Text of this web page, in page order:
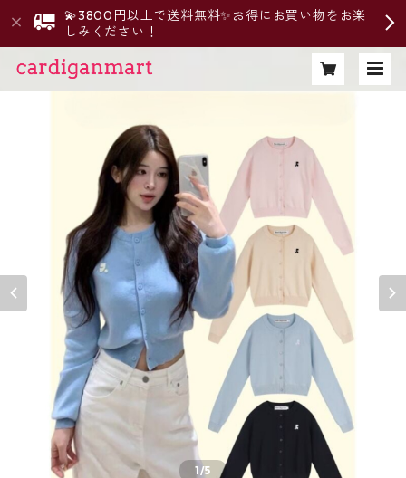
💫3800円以上で送料無料✨お得にお買い物をお楽
しみください！
1/5